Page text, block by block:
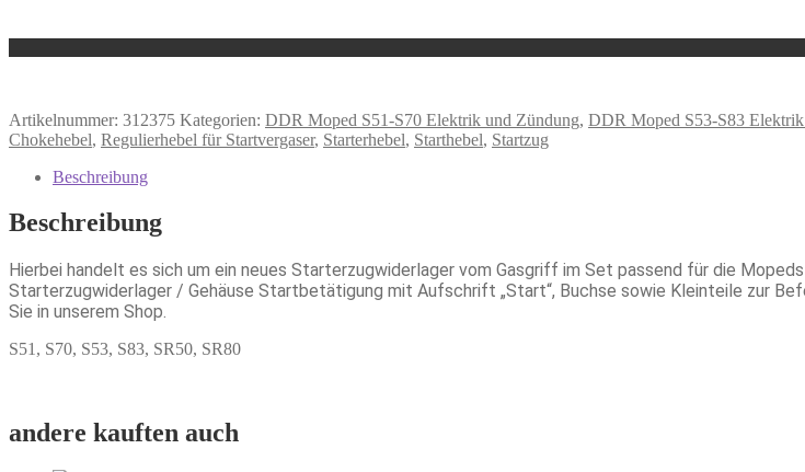
Artikelnummer: 312375 Kategorien: DDR Moped S51-S70 Elektrik und Zündung, DDR Moped S53-S83
Chokehebel, Regulierhebel für Startvergaser, Starterhebel, Starthebel, Startzug
Beschreibung
Beschreibung
Hierbei handelt es sich um ein neues Starterzugwiderlager vom Gasgriff im Set passend für die
Starterzugwiderlager / Gehäuse Startbetätigung mit Aufschrift „Start“, Buchse sowie Kleinteile zur
Sie in unserem Shop.
S51, S70, S53, S83, SR50, SR80
andere kauften auch